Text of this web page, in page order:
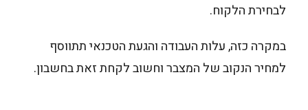
לבחירת הלקוח.
במקרה כזה, עלות העבודה והגעת הטכנאי תתווסף
למחיר הנקוב של המצבר וחשוב לקחת זאת בחשבון.